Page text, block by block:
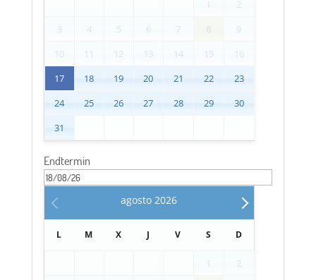
1
2
3
4 5 6 7 8
9
10
11 12 13 14 15
16
17
18 19 20 21 22
23
24
25 26 27 28 29
30
31
Endtermin
agosto 2026
L M X J V S D
1
2